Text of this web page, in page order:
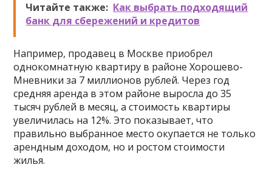
Читайте также: Как выбрать подходящий
банк для сбережений и кредитов
Например, продавец в Москве приобрел
однокомнатную квартиру в районе Хорошево-
Мневники за 7 миллионов рублей. Через год
средняя аренда в этом районе выросла до 35
тысяч рублей в месяц, а стоимость квартиры
увеличилась на 12%. Это показывает, что
правильно выбранное место окупается не только
арендным доходом, но и ростом стоимости
жилья.